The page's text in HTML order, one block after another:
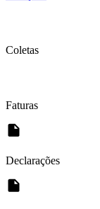
Coletas
Faturas
Declarações